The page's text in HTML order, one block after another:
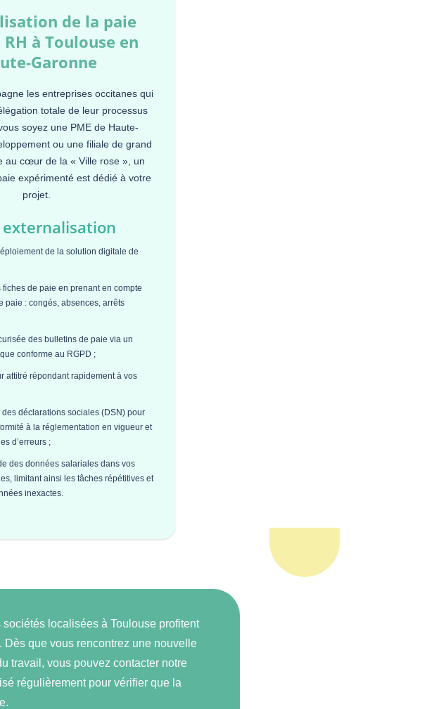
de la paie
à Toulouse en
Garonne
les entreprises occitanes qui
totale de leur processus
soyez une PME de Haute-
ou une filiale de grand
au cœur de la « Ville rose », un
expérimenté est dédié à votre
projet.
de la solution digitale de
fiches de paie en prenant en compte
paie : congés, absences, arrêts
des bulletins de paie via un
conforme au RGPD ;
attitré répondant rapidement à vos
déclarations sociales (DSN) pour
à la réglementation en vigueur et
d’erreurs ;
des données salariales dans vos
limitant ainsi les tâches répétitives et
inexactes.
localisées à Toulouse profitent
que vous rencontrez une nouvelle
travail, vous pouvez contacter notre
régulièrement pour vérifier que la